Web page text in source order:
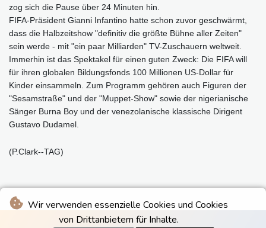
Wir verwenden essenzielle Cookies und Cookies
von Drittanbietern für Inhalte.
zog sich die Pause über 24 Minuten hin.
FIFA-Präsident Gianni Infantino hatte schon zuvor geschwärmt,
dass die Halbzeitshow "definitiv die größte Bühne aller Zeiten"
sein werde - mit "ein paar Milliarden" TV-Zuschauern weltweit.
Immerhin ist das Spektakel für einen guten Zweck: Die FIFA will
für ihren globalen Bildungsfonds 100 Millionen US-Dollar für
Kinder einsammeln. Zum Programm gehören auch Figuren der
"Sesamstraße" und der "Muppet-Show" sowie der nigerianische
Sänger Burna Boy und der venezolanische klassische Dirigent
Gustavo Dudamel.
(P.Clark--TAG)